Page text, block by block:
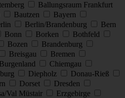
Ballungsraum Frankfurt
Bautzen
Bayern
Berlin/Brandenburg
Bern
Bonn Borken
Bothfeld
Bozen
Brandenburg
Breisgau
Bremen
Burgenland
Chiemgau
Diepholz
Donau-Rieß
Dorset
Dresden
Val Müstair
Erzgebirge